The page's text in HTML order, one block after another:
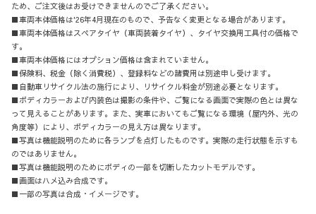
ため、ご注文後はお受けできませんのでご了承ください。
■車両本体価格は'26年4月現在のもので、予告なく変更となる場合があります。
■車両本体価格はスペアタイヤ（車両装着タイヤ）、タイヤ交換用工具付の価格で
す。
■車両本体価格にはオプション価格は含まれていません。
■保険料、税金（除く消費税）、登録料などの諸費用は別途申し受けます。
■自動車リサイクル法の施行により、リサイクル料金が別途必要となります。
■ボディカラーおよび内装色は撮影の条件や、ご覧になる画面で実際の色とは異な
って見えることがあります。また、実車においてもご覧になる環境（屋内外、光の
角度等）により、ボディカラーの見え方は異なります。
■写真は機能説明のために各ランプを点灯したものです。実際の走行状態を示すも
のではありません。
■写真は機能説明のためにボディの一部を切断したカットモデルです。
■画面はハメ込み合成です。
■一部の写真は合成・イメージです。